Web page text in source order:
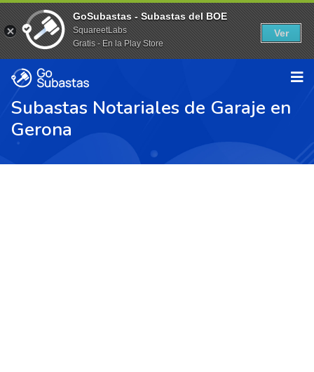
Subastas Notariales de Garaje en
Gerona
GoSubastas - Subastas del BOE
SquareetLabs
Gratis - En la Play Store
Ver